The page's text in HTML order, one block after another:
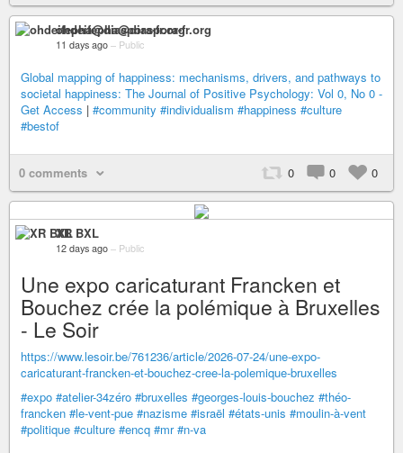
ohdeifepha@diaspora-fr.org
11 days ago – Public
Global mapping of happiness: mechanisms, drivers, and pathways to
societal happiness: The Journal of Positive Psychology: Vol 0, No 0 -
Get Access | #community #individualism #happiness #culture
#bestof
0 comments 0 0 0
XR BXL
12 days ago – Public
Une expo caricaturant Francken et
Bouchez crée la polémique à Bruxelles
- Le Soir
https://www.lesoir.be/761236/article/2026-07-24/une-expo-
caricaturant-francken-et-bouchez-cree-la-polemique-bruxelles
#expo #atelier-34zéro #bruxelles #georges-louis-bouchez #théo-
francken #le-vent-pue #nazisme #israël #états-unis #moulin-à-vent
#politique #culture #encq #mr #n-va